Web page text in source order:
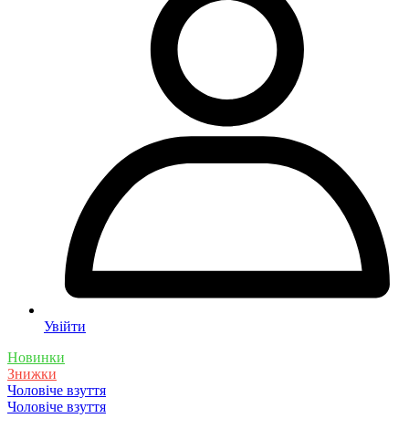
Увійти
Новинки
Знижки
Чоловіче взуття
Чоловіче взуття